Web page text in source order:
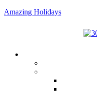
Amazing Holidays